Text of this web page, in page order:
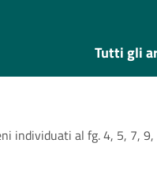
Tutti gli
individuati al fg. 4, 5, 7,